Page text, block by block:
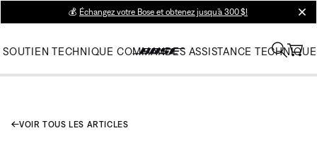
💰 Échangez votre Bose et obtenez jusqu’à 300 $!
SOUTIEN TECHNIQUE COMMANDES ASSISTANCE TECHNIQUE
VOIR TOUS LES ARTICLES